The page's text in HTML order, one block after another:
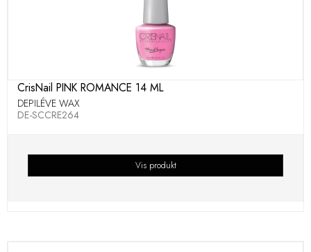
CrisNail PINK ROMANCE 14 ML
DEPILÉVE WAX
DE-SCCRE264
Vis produkt